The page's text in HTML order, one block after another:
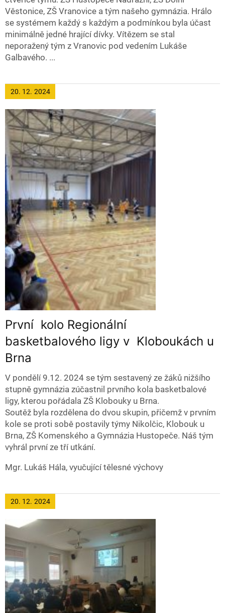
Věstonice, ZŠ Vranovice a tým našeho gymnázia. Hrálo
se systémem každý s každým a podmínkou byla účast
minimálně jedné hrající dívky. Vítězem se stal
neporažený tým z Vranovic pod vedením Lukáše
Galbavého. ...
20. 12. 2024
První kolo Regionální
basketbalového ligy v Kloboukách u
Brna
V pondělí 9.12. 2024 se tým sestavený ze žáků nižšího
stupně gymnázia zúčastnil prvního kola basketbalové
ligy, kterou pořádala ZŠ Klobouky u Brna.
Soutěž byla rozdělena do dvou skupin, přičemž v prvním
kole se proti sobě postavily týmy Nikolčic, Klobouk u
Brna, ZŠ Komenského a Gymnázia Hustopeče. Náš tým
vyhrál první ze tří utkání.
Mgr. Lukáš Hála, vyučující tělesné výchovy
20. 12. 2024